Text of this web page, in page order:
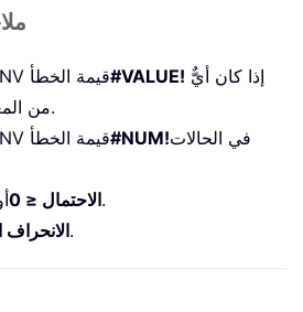
تُرجع الدالة LOGINV قيمة الخطأ#VALUE!
من المعاملات غير رقمي.
تُرجع الدالة LOGINV قيمة الخطأ#NUM!في الحالات
الاحتمال ≤ 0.
الانحراف.